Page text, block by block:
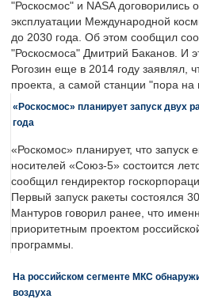
"Роскосмос" и NASA договорились
эксплуатации Международной
до 2030 года. Об этом сообщил
"Роскосмоса" Дмитрий Баканов. И
Рогозин еще в 2014 году заявлял,
проекта, а самой станции "пора на
«Роскосмос» планирует запуск двух
года
«Роскомос» планирует, что запуск
носителей «Союз-5» состоится
сообщил гендиректор
Первый запуск ракеты состоялся
Мантуров говорил ранее, что
приоритетным проектом
программы.
На российском сегменте МКС
воздуха